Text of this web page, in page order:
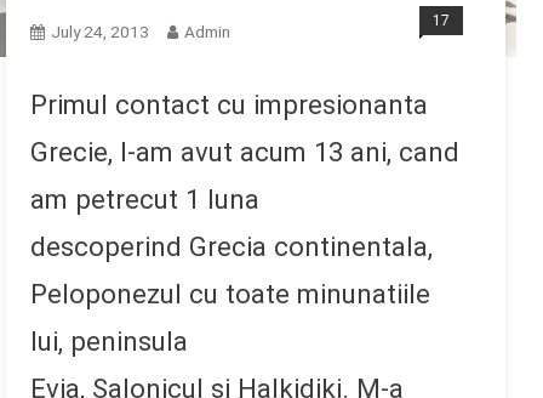
July 24, 2013 Admin
17
Primul contact cu impresionanta
Grecie, l-am avut acum 13 ani, cand
am petrecut 1 luna
descoperind Grecia continentala,
Peloponezul cu toate minunatiile
lui, peninsula
Evia, Salonicul si Halkidiki. M-a